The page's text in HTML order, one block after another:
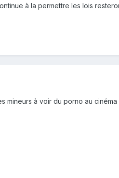
à la permettre les lois
à voir du porno au cinéma